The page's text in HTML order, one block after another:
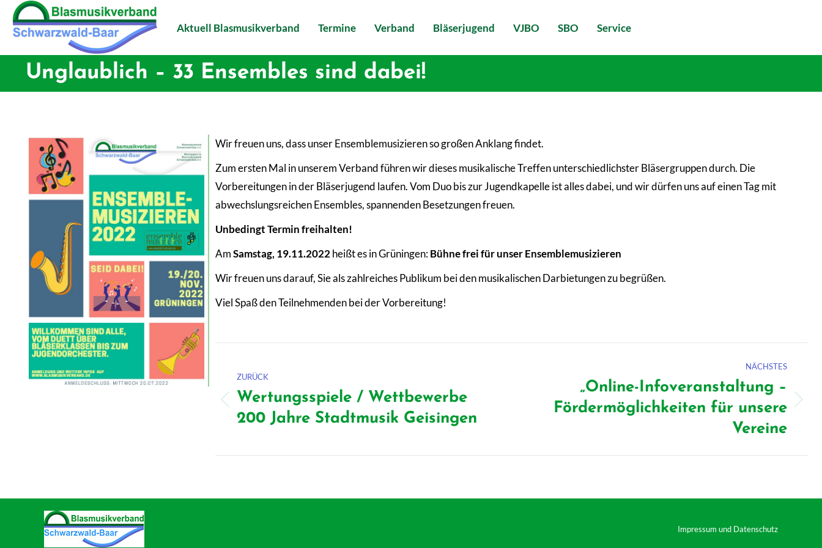
Aktuell Blasmusikverband Termine Verband Bläserjugend VJBO SBO Service
Unglaublich – 33 Ensembles sind dabei!
Wir freuen uns, dass unser Ensemblemusizieren so großen Anklang findet.
Zum ersten Mal in unserem Verband führen wir dieses musikalische Treffen unterschiedlichster Bläsergruppen durch. Die
Vorbereitungen in der Bläserjugend laufen. Vom Duo bis zur Jugendkapelle ist alles dabei, und wir dürfen uns auf einen Tag mit
abwechslungsreichen Ensembles, spannenden Besetzungen freuen.
Unbedingt Termin freihalten!
AmSamstag, 19.11.2022 heißt es in Grüningen:Bühne frei für unser Ensemblemusizieren
Wir freuen uns darauf, Sie als zahlreiches Publikum bei den musikalischen Darbietungen zu begrüßen.
Viel Spaß den Teilnehmenden bei der Vorbereitung!
Kommentarnavigation
ZURÜCK
Beitrag:
Wertungsspiele / Wettbewerbe
200 Jahre Stadtmusik Geisingen
NÄCHSTES
Nächster
„Online-Infoveranstaltung –
Fördermöglichkeiten für unsere
Vereine
Impressum und Datenschutz